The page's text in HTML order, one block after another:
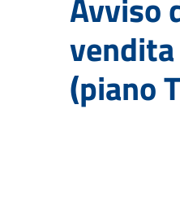
(piano